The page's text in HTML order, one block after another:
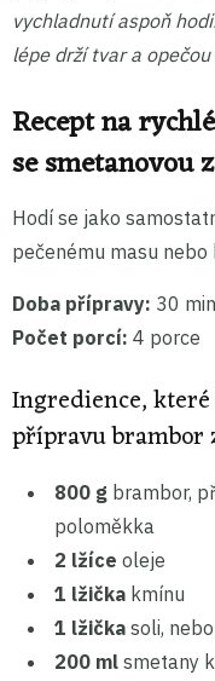
vychladnutí aspoň
lépe drží tvar a
Recept na
se smetanovou
Hodí se jako
pečenému masu
Doba přípravy: 30
Počet porcí: 4 porce
Ingredience,
přípravu brambor
800 g brambor,
poloměkka
2 lžíce oleje
1 lžička kmínu
1 lžička soli,
200 ml smetany